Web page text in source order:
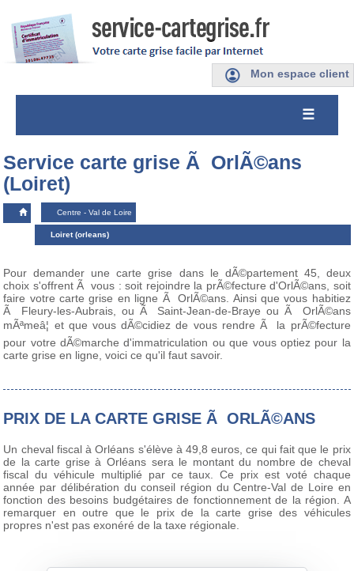
Mon espace client
☰
Service carte grise Ã OrlÃ©ans
(Loiret)
Centre - Val de Loire
Loiret (orleans)
Pour demander une carte grise dans le dÃ©partement 45, deux
choix s'offrent Ã vous : soit rejoindre la prÃ©fecture d'OrlÃ©ans, soit
faire votre carte grise en ligne Ã OrlÃ©ans. Ainsi que vous habitiez
Ã Fleury-les-Aubrais, ou Ã Saint-Jean-de-Braye ou Ã OrlÃ©ans
mÃªmeâ¦ et que vous dÃ©cidiez de vous rendre Ã la prÃ©fecture
pour votre dÃ©marche d'immatriculation ou que vous optiez pour la
carte grise en ligne, voici ce qu'il faut savoir.
PRIX DE LA CARTE GRISE Ã ORLÃ©ANS
Un cheval fiscal à Orléans s'élève à 49,8 euros, ce qui fait que le prix
de la carte grise à Orléans sera le montant du nombre de cheval
fiscal du véhicule multiplié par ce taux. Ce prix est voté chaque
année par délibération du conseil région du Centre-Val de Loire en
fonction des besoins budgétaires de fonctionnement de la région. A
remarquer en outre que le prix de la carte grise des véhicules
propres n'est pas exonéré de la taxe régionale.